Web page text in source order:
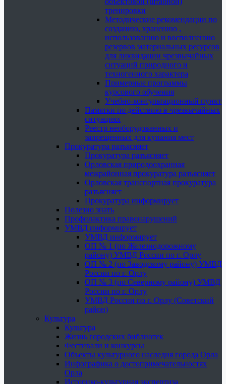
тренировки
Методические рекомендации по
созданию, хранению ,
использованию и восполнению
резервов материальных ресурсов
для ликвидации чрезвычайных
ситуаций природного и
техногенного характера
Примерные программы
курсового обучения
Учебно-консультационный пункт
Памятки по действию в чрезвычайных
ситуациях
Реестр необорудованных и
запрещенных для купания мест
Прокуратура разъясняет
Прокуратура разъясняет
Орловская природоохранная
межрайонная прокуратура разъясняет
Орловская транспортная прокуратура
разъясняет
Прокуратура информирует
Полезно знать
Профилактика правонарушений
УМВД информирует
УМВД информирует
ОП № 1 (по Железнодорожному
району) УМВД России по г. Орлу
ОП № 2 (по Заводскому району) УМВД
России по г. Орлу
ОП № 3 (по Северному району) УМВД
России по г. Орлу
УМВД России по г. Орлу (Советский
район)
Культура
Культура
Жизнь городских библиотек
Фестивали и конкурсы
Объекты культурного наследия города Орла
Инфографика о достопримечательностях
Орла
Историко-культурная экспертиза